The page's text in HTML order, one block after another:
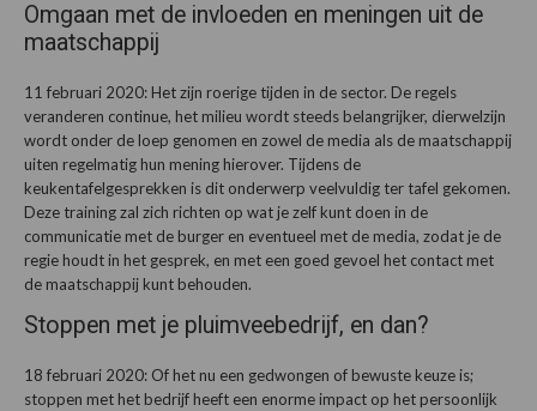
Omgaan met de invloeden en meningen uit de
maatschappij
11 februari 2020: Het zijn roerige tijden in de sector. De regels
veranderen continue, het milieu wordt steeds belangrijker, dierwelzijn
wordt onder de loep genomen en zowel de media als de maatschappij
uiten regelmatig hun mening hierover. Tijdens de
keukentafelgesprekken is dit onderwerp veelvuldig ter tafel gekomen.
Deze training zal zich richten op wat je zelf kunt doen in de
communicatie met de burger en eventueel met de media, zodat je de
regie houdt in het gesprek, en met een goed gevoel het contact met
de maatschappij kunt behouden.
Stoppen met je pluimveebedrijf, en dan?
18 februari 2020: Of het nu een gedwongen of bewuste keuze is;
stoppen met het bedrijf heeft een enorme impact op het persoonlijk